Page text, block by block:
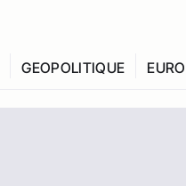
GEOPOLITIQUE